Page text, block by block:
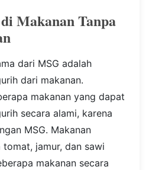
Makanan Tanpa
dari MSG adalah
dari makanan.
makanan yang dapat
secara alami, karena
MSG. Makanan
jamur, dan sawi
makanan secara